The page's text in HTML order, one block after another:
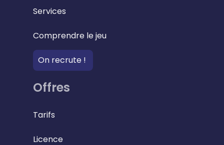
Services
Comprendre le jeu
On recrute !
Offres
Tarifs
Licence